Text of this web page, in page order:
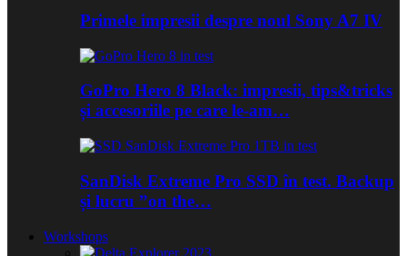
Primele impresii despre noul Sony A7 IV
GoPro Hero 8 Black: impresii, tips&tricks
și accesoriile pe care le-am…
SanDisk Extreme Pro SSD în test. Backup
și lucru ”on the…
Workshops